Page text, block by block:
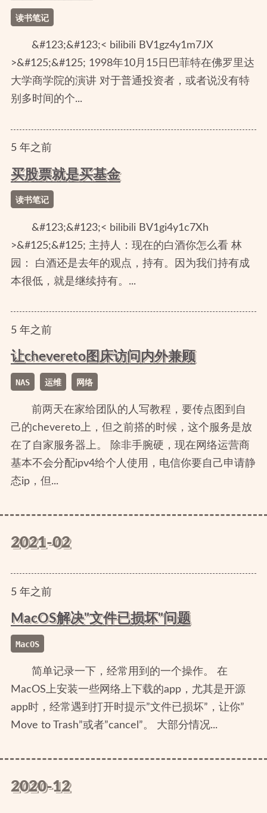
读书笔记
&#123;&#123;< bilibili BV1gz4y1m7JX
>&#125;&#125; 1998年10月15日巴菲特在佛罗里达
大学商学院的演讲 对于普通投资者，或者说没有特
别多时间的个...
5年之前
买股票就是买基金
读书笔记
&#123;&#123;< bilibili BV1gi4y1c7Xh
>&#125;&#125; 主持人：现在的白酒你怎么看 林
园： 白酒还是去年的观点，持有。因为我们持有成
本很低，就是继续持有。...
5年之前
让chevereto图床访问内外兼顾
NAS 运维 网络
前两天在家给团队的人写教程，要传点图到自
己的chevereto上，但之前搭的时候，这个服务是放
在了自家服务器上。 除非手腕硬，现在网络运营商
基本不会分配ipv4给个人使用，电信你要自己申请静
态ip，但...
2021-02
5年之前
MacOS解决"文件已损坏"问题
MacOS
简单记录一下，经常用到的一个操作。 在
MacOS上安装一些网络上下载的app，尤其是开源
app时，经常遇到打开时提示”文件已损坏”，让你”
Move to Trash”或者”cancel”。 大部分情况...
2020-12